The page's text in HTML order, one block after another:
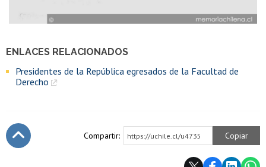
ENLACES RELACIONADOS
Presidentes de la República egresados de la Facultad de
Derecho
Compartir: https://uchile.cl/u4735 Copiar